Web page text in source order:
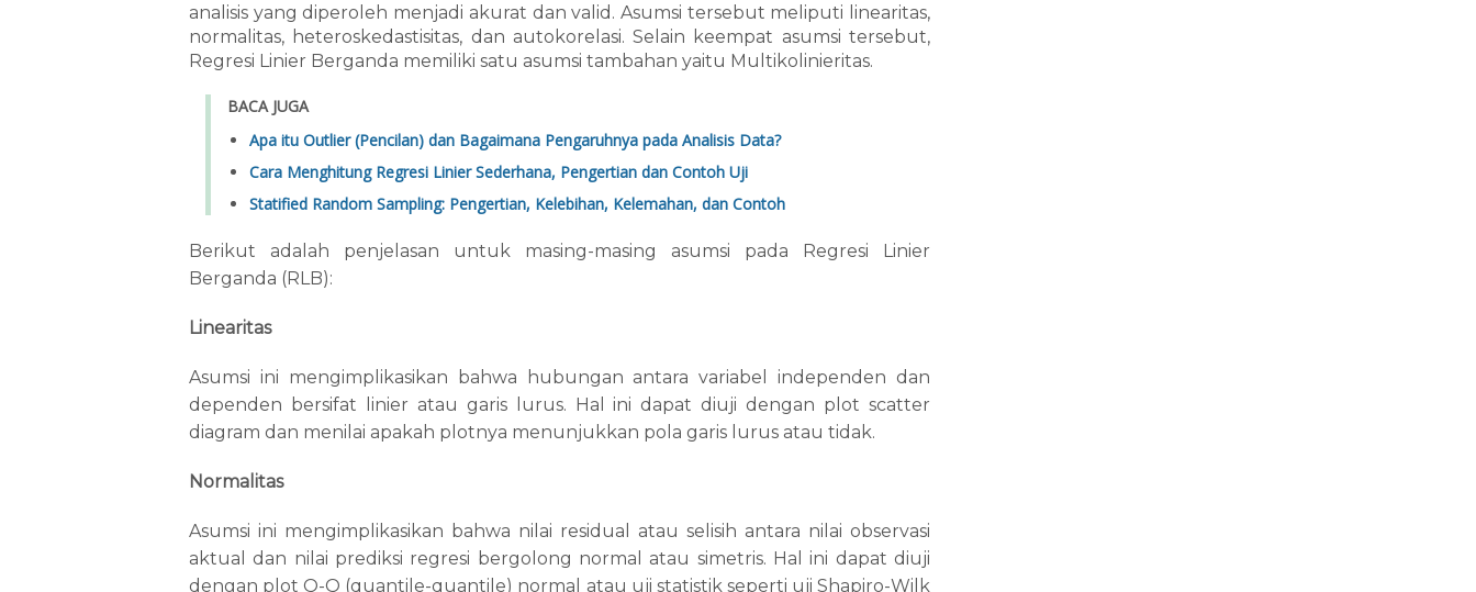
analisis yang diperoleh menjadi akurat dan valid. Asumsi tersebut meliputi linearitas,
normalitas, heteroskedastisitas, dan autokorelasi. Selain keempat asumsi tersebut,
Regresi Linier Berganda memiliki satu asumsi tambahan yaitu Multikolinieritas.
BACA JUGA
Apa itu Outlier (Pencilan) dan Bagaimana Pengaruhnya pada Analisis Data?
Cara Menghitung Regresi Linier Sederhana, Pengertian dan Contoh Uji
Statified Random Sampling: Pengertian, Kelebihan, Kelemahan, dan Contoh
Berikut adalah penjelasan untuk masing-masing asumsi pada Regresi Linier
Berganda (RLB):
Linearitas
Asumsi ini mengimplikasikan bahwa hubungan antara variabel independen dan
dependen bersifat linier atau garis lurus. Hal ini dapat diuji dengan plot scatter
diagram dan menilai apakah plotnya menunjukkan pola garis lurus atau tidak.
Normalitas
Asumsi ini mengimplikasikan bahwa nilai residual atau selisih antara nilai observasi
aktual dan nilai prediksi regresi bergolong normal atau simetris. Hal ini dapat diuji
dengan plot Q-Q (quantile-quantile) normal atau uji statistik seperti uji Shapiro-Wilk